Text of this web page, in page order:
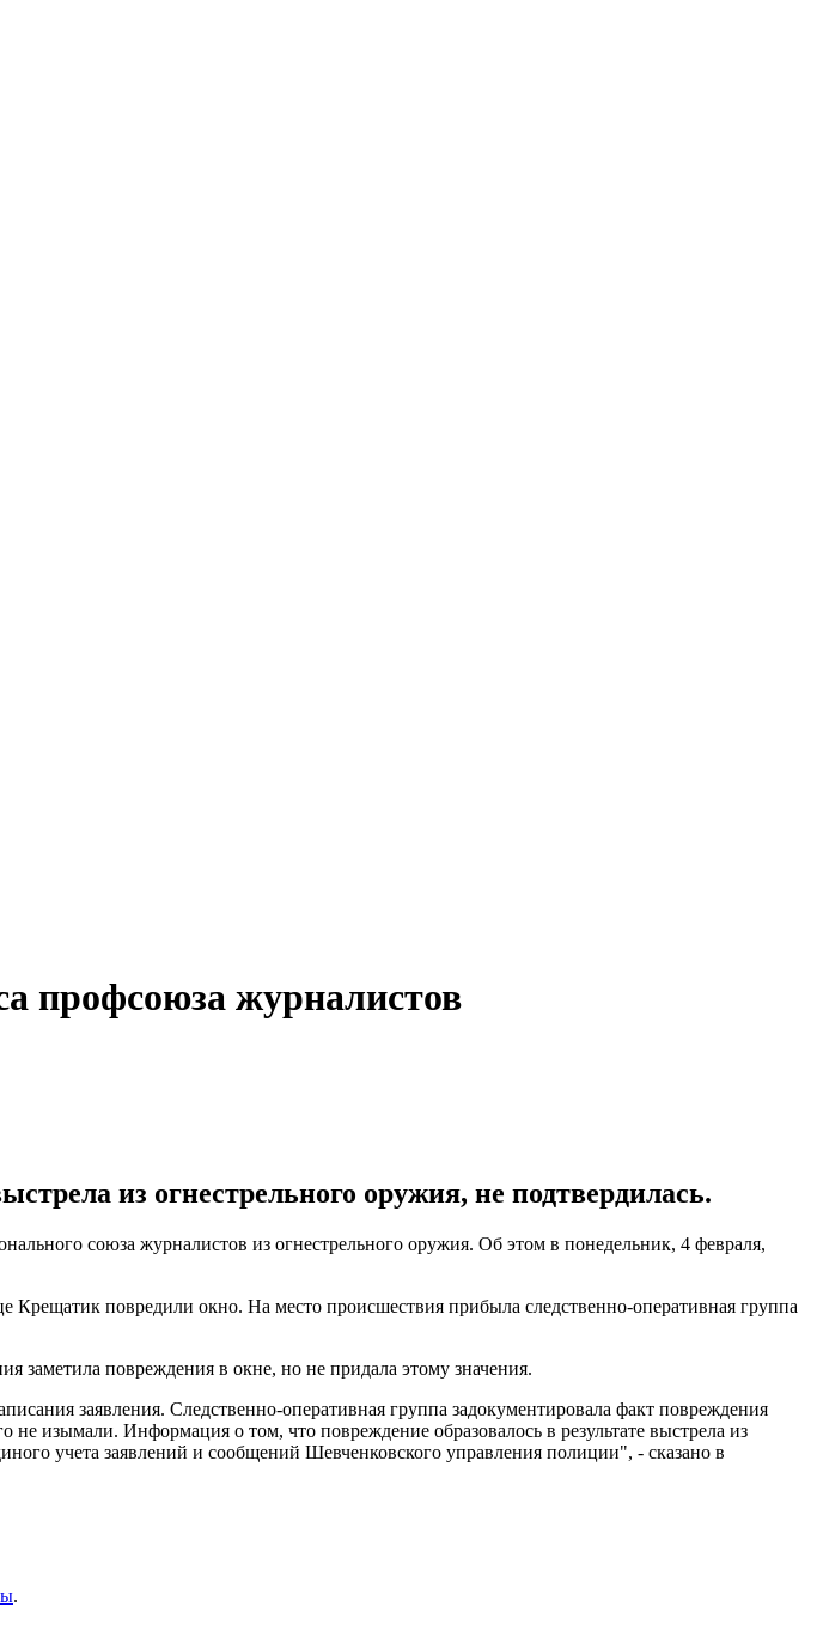
профсоюза журналистов
из огнестрельного оружия, не подтвердилась.
союза журналистов из огнестрельного оружия. Об этом в понедельник, 4 февраля,
повредили окно. На место происшествия прибыла следственно-оперативная группа
заметила повреждения в окне, но не придала этому значения.
заявления. Следственно-оперативная группа задокументировала факт повреждения
изымали. Информация о том, что повреждение образовалось в результате выстрела из
учета заявлений и сообщений Шевченковского управления полиции", - сказано в
.